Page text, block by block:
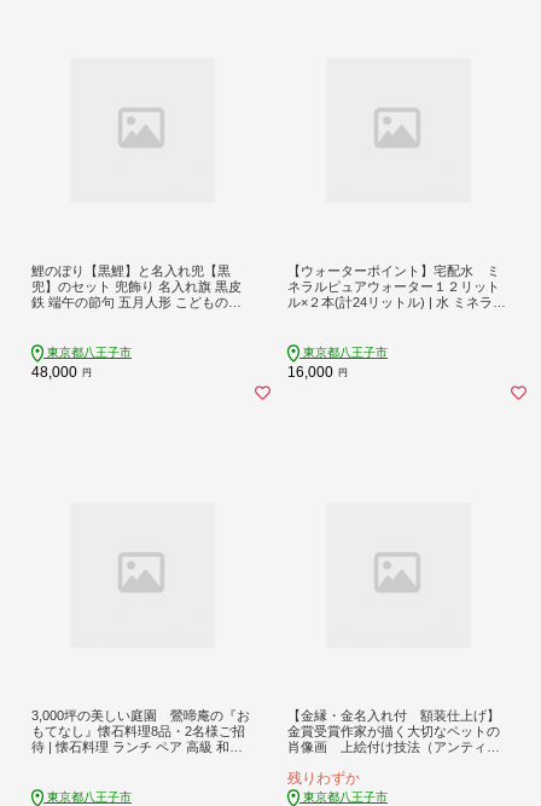
鯉のぼり【黒鯉】と名入れ兜【黒
兜】のセット 兜飾り 名入れ旗 黒皮
鉄 端午の節句 五月人形 こどもの日
東京都八王子市
48,000 円
【ウォーターポイント】宅配水 ミ
ネラルピュアウォーター１２リット
ル×２本(計24リットル) | 水 ミネラル
東京都八王子市
16,000 円
3,000坪の美しい庭園 鶯啼庵の『お
もてなし』懐石料理8品・2名様ご招
待 | 懐石料理 ランチ ペア 高級 和食
東京都八王子市
【金縁・金名入れ付 額装仕上げ】
金賞受賞作家が描く大切なペットの
肖像画 上絵付け技法（アンティー
残りわずか
東京都八王子市